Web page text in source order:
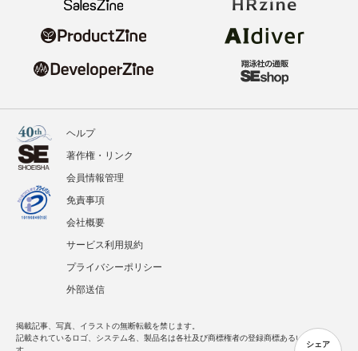
シェア
ヘルプ
著作権・リンク
会員情報管理
免責事項
会社概要
サービス利用規約
プライバシーポリシー
外部送信
掲載記事、写真、イラストの無断転載を禁じます。
記載されているロゴ、システム名、製品名は各社及び商標権者の登録商標あるいは商標で